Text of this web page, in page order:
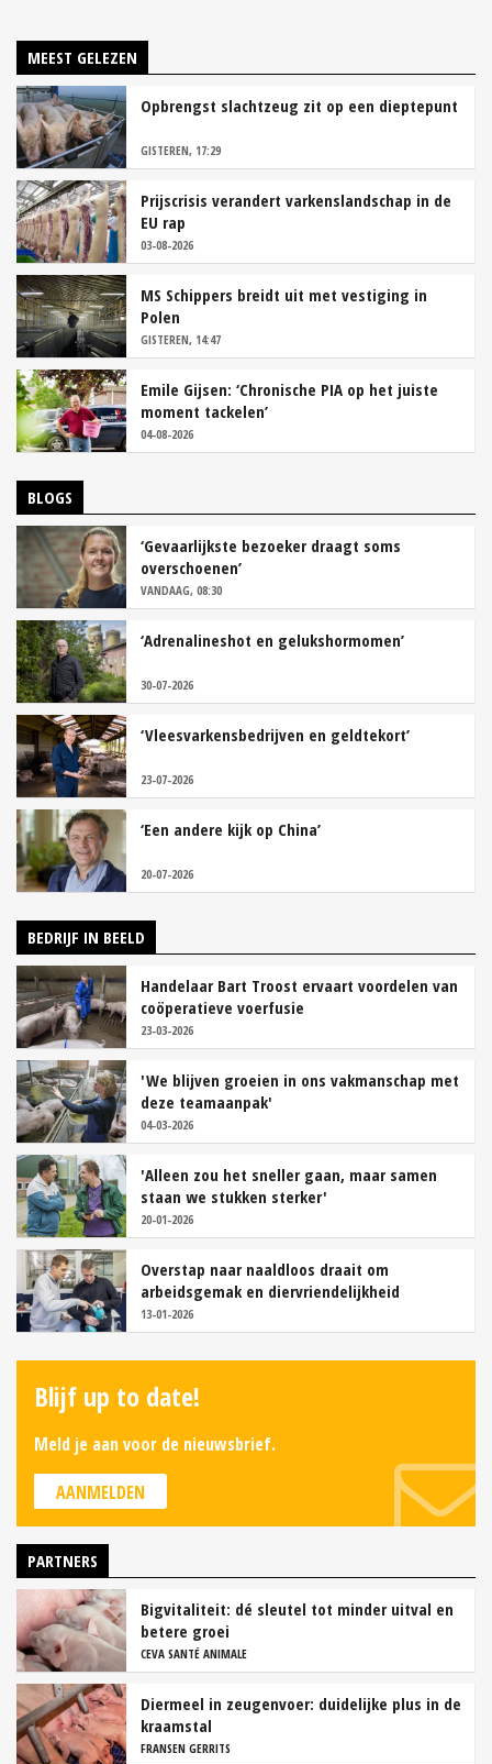
MEEST GELEZEN
Opbrengst slachtzeug zit op een dieptepunt
GISTEREN, 17:29
Prijscrisis verandert varkenslandschap in de
EU rap
03-08-2026
MS Schippers breidt uit met vestiging in
Polen
GISTEREN, 14:47
Emile Gijsen: ‘Chronische PIA op het juiste
moment tackelen’
04-08-2026
BLOGS
‘Gevaarlijkste bezoeker draagt soms
overschoenen’
VANDAAG, 08:30
‘Adrenalineshot en gelukshormomen’
30-07-2026
‘Vleesvarkensbedrijven en geldtekort’
23-07-2026
‘Een andere kijk op China’
20-07-2026
BEDRIJF IN BEELD
Handelaar Bart Troost ervaart voordelen van
coöperatieve voerfusie
23-03-2026
'We blijven groeien in ons vakmanschap met
deze teamaanpak'
04-03-2026
'Alleen zou het sneller gaan, maar samen
staan we stukken sterker'
20-01-2026
Overstap naar naaldloos draait om
arbeidsgemak en diervriendelijkheid
13-01-2026
Blijf up to date!
Meld je aan voor de nieuwsbrief.
AANMELDEN
PARTNERS
Bigvitaliteit: dé sleutel tot minder uitval en
betere groei
CEVA SANTÉ ANIMALE
Diermeel in zeugenvoer: duidelijke plus in de
kraamstal
FRANSEN GERRITS